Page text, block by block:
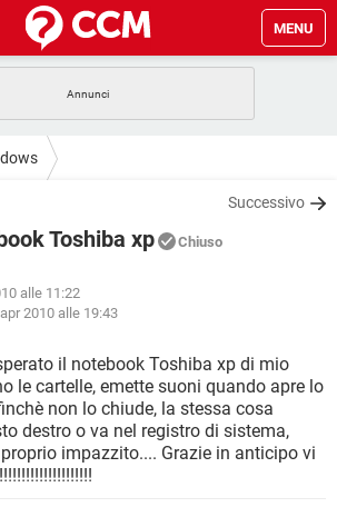
MENU
WHATSAPP
GAMING
WINDOWS 10
WHATSAPP
FACEBOOK
WINDOWS 10
WHATSAPP
FACEBOOK
GAMING
ANDROID
WINDOWS 10
Successivo
Toshiba xp Chiuso
alle 11:22
2010 alle 19:43
il notebook Toshiba xp di mio
le cartelle, emette suoni quando apre lo
non lo chiude, la stessa cosa
destro o va nel registro di sistema,
impazzito.... Grazie in anticipo vi